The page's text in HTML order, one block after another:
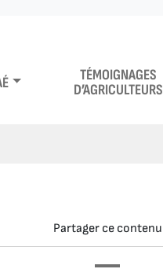
TÉMOIGNAGES
D’AGRICULTEURS
Partager ce contenu